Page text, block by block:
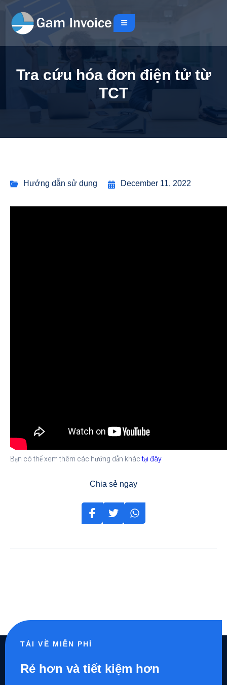
Tra cứu hóa đơn điện tử từ
TCT
Hướng dẫn sử dụng December 11, 2022
Bạn có thể xem thêm các hướng dẫn kháctại đây
Chia sẻ ngay
TẢI VỀ MIỄN PHÍ
Rẻ hơn và tiết kiệm hơn